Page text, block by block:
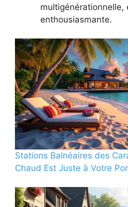
multigénérationnelle,
enthousiasmante.
Stations Balnéaires des
Chaud Est Juste à Votre